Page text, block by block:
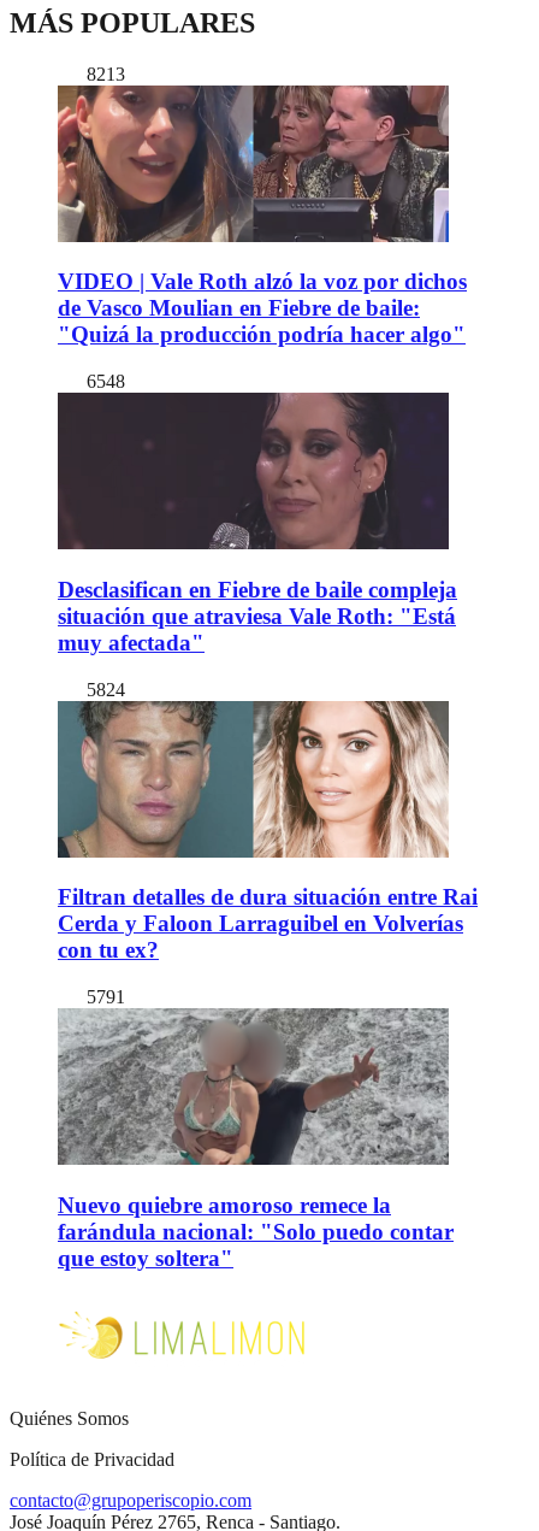
MÁS POPULARES
8213
VIDEO | Vale Roth alzó la voz por dichos
de Vasco Moulian en Fiebre de baile:
"Quizá la producción podría hacer algo"
6548
Desclasifican en Fiebre de baile compleja
situación que atraviesa Vale Roth: "Está
muy afectada"
5824
Filtran detalles de dura situación entre Rai
Cerda y Faloon Larraguibel en Volverías
con tu ex?
5791
Nuevo quiebre amoroso remece la
farándula nacional: "Solo puedo contar
que estoy soltera"
Quiénes Somos
Política de Privacidad
contacto@grupoperiscopio.com
José Joaquín Pérez 2765, Renca - Santiago.